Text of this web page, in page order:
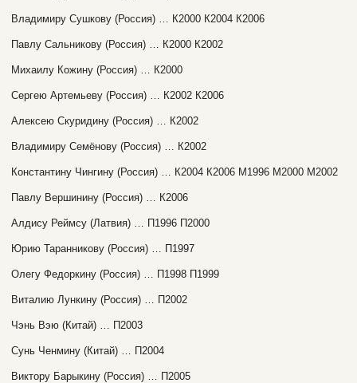
Владимиру Сушкову (Россия) … К2000 К2004 К2006
Павлу Сальникову (Россия) … К2000 К2002
Михаилу Кожину (Россия) … К2000
Сергею Артемьеву (Россия) … К2002 К2006
Алексею Скуридину (Россия) … К2002
Владимиру Семёнову (Россия) … К2002
Константину Чингину (Россия) … К2004 К2006 М1996 М2000 М2002
Павлу Вершинину (Россия) … К2006
Алдису Реймсу (Латвия) … П1996 П2000
Юрию Таранникову (Россия) … П1997
Олегу Федоркину (Россия) … П1998 П1999
Виталию Лункину (Россия) … П2002
Чэнь Вэю (Китай) … П2003
Сунь Ченмину (Китай) … П2004
Виктору Барыкину (Россия) … П2005